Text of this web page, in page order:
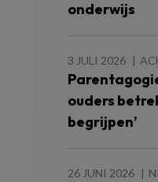
onderwijs
3 JULI 2026
ouders
begrijpen’
26 JUNI 2026